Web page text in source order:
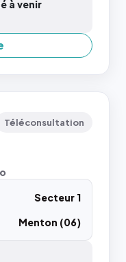
à venir
Téléconsultation
Secteur 1
Menton (06)